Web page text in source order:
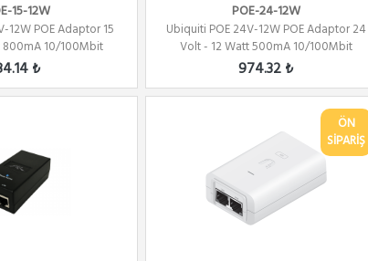
15-12W
12W POE Adaptor 15
800mA 10/100Mbit
₺
POE-24-12W
Ubiquiti POE 24V-12W POE Adaptor 24
Volt - 12 Watt 500mA 10/100Mbit
974.32 ₺
ÖN
SİPARİŞ